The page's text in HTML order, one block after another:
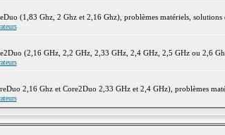
(1,83 Ghz, 2 Ghz et 2,16 Ghz), problèmes matériels, solutions
(2,16 GHz, 2,2 GHz, 2,33 GHz, 2,4 GHz, 2,5 GHz ou 2,6
2,16 Ghz et Core2Duo 2,33 GHz et 2,4 GHz), problèmes